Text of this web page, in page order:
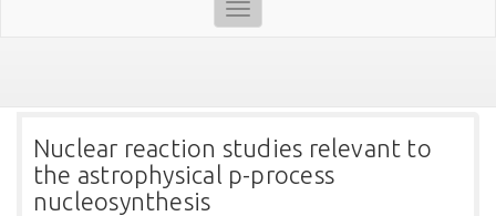
Toggle
navigation
Nuclear reaction studies relevant to
the astrophysical p-process
nucleosynthesis